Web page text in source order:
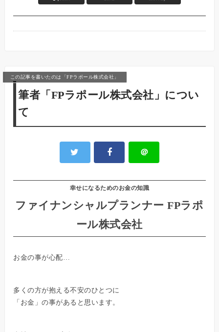
この記事を書いたのは「FPラポール株式会社」
筆者「FPラポール株式会社」につい
て
＠
幸せになるためのお金の知識
ファイナンシャルプランナー FPラポ
ール株式会社
お金の事が心配…
多くの方が抱える不安のひとつに
「お金」の事があると思います。